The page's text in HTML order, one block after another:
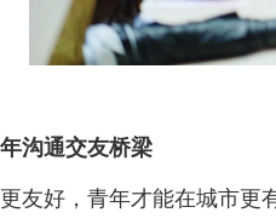
沟通交友桥梁
好，青年才能在城市更有